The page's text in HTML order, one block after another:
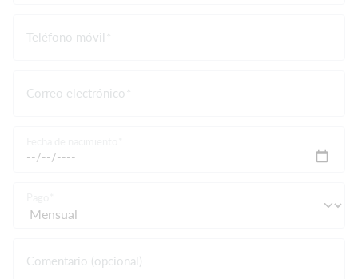
Teléfono móvil
Correo electrónico
Comentario (opcional)